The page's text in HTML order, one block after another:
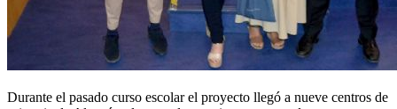
Durante el pasado curso escolar el proyecto llegó a nueve centros de